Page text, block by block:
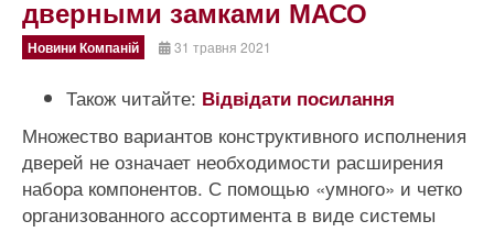
дверными замками МАСО
Новини Компаній 31 травня 2021
Також читайте: Відвідати посилання
Множество вариантов конструктивного исполнения
дверей не означает необходимости расширения
набора компонентов. С помощью «умного» и четко
организованного ассортимента в виде системы